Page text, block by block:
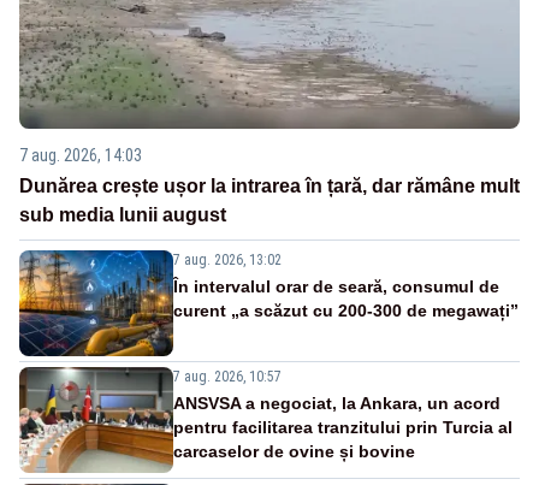
7 aug. 2026, 14:03
Dunărea crește ușor la intrarea în țară, dar rămâne mult
sub media lunii august
7 aug. 2026, 13:02
În intervalul orar de seară, consumul de
curent „a scăzut cu 200-300 de megawați”
7 aug. 2026, 10:57
ANSVSA a negociat, la Ankara, un acord
pentru facilitarea tranzitului prin Turcia al
carcaselor de ovine și bovine